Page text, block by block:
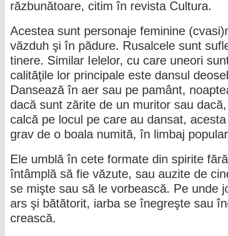
răzbunătoare, citim în revista Cultura.
Acestea sunt personaje feminine
văzduh şi în pădure. Rusalcele sunt
tinere. Similar Ielelor, cu care uneori
calităţile lor principale este dansul
Dansează în aer sau pe pamânt,
dacă sunt zărite de un muritor sau
calcă pe locul pe care au dansat,
grav de o boala numită, în limbaj
Ele umblă în cete formate din spirite
întâmplă să fie văzute, sau auzite de
se mişte sau să le vorbească. Pe unde
ars şi bătătorit, iarba se înegreşte sau
crească.